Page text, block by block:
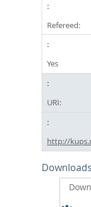
Refereed:
Yes
URI:
http://
Downloads